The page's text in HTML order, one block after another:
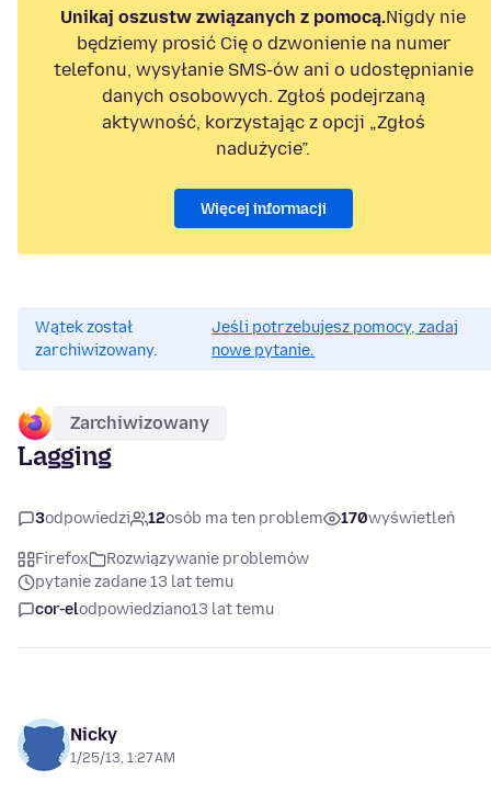
Unikaj oszustw związanych z pomocą.Nigdy nie
będziemy prosić Cię o dzwonienie na numer
telefonu, wysyłanie SMS-ów ani o udostępnianie
danych osobowych. Zgłoś podejrzaną
aktywność, korzystając z opcji „Zgłoś
nadużycie”.
Więcej informacji
Wątek został
zarchiwizowany.
Jeśli potrzebujesz pomocy, zadaj
nowe pytanie.
Zarchiwizowany
Lagging
3odpowiedzi 12osób ma ten problem 170wyświetleń
Firefox
Rozwiązywanie problemów
pytanie zadane 13 lat temu
cor-elodpowiedziano13 lat temu
Nicky
1/25/13, 1:27 AM